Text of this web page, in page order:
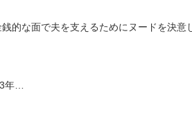
的な面で夫を支えるためにヌードを決意
年…